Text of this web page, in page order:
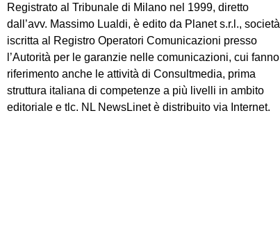
Registrato al Tribunale di Milano nel 1999, diretto
dall’avv. Massimo Lualdi, è edito da Planet s.r.l., società
iscritta al Registro Operatori Comunicazioni presso
l’Autorità per le garanzie nelle comunicazioni, cui fanno
riferimento anche le attività di Consultmedia, prima
struttura italiana di competenze a più livelli in ambito
editoriale e tlc. NL NewsLinet è distribuito via Internet.